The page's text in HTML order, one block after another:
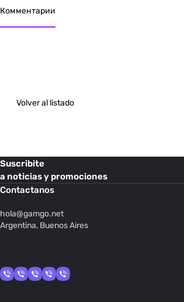
Комментарии
Volver al listado
Suscribite
a noticias y promociones
Contactanos
hola@gamgo.net
Argentina, Buenos Aires